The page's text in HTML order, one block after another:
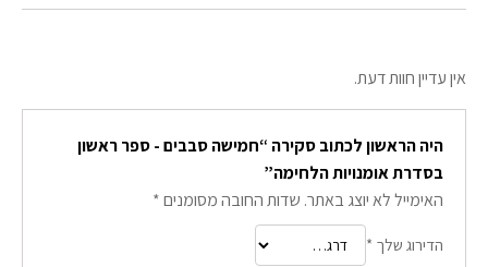
אין עדיין חוות דעת.
היה הראשון לכתוב סקירה “חמישה סבבים - ספר ראשון
בסדרת אומנויות הלחימה”
האימייל לא יוצג באתר. שדות החובה מסומנים*
הדירוג שלך *